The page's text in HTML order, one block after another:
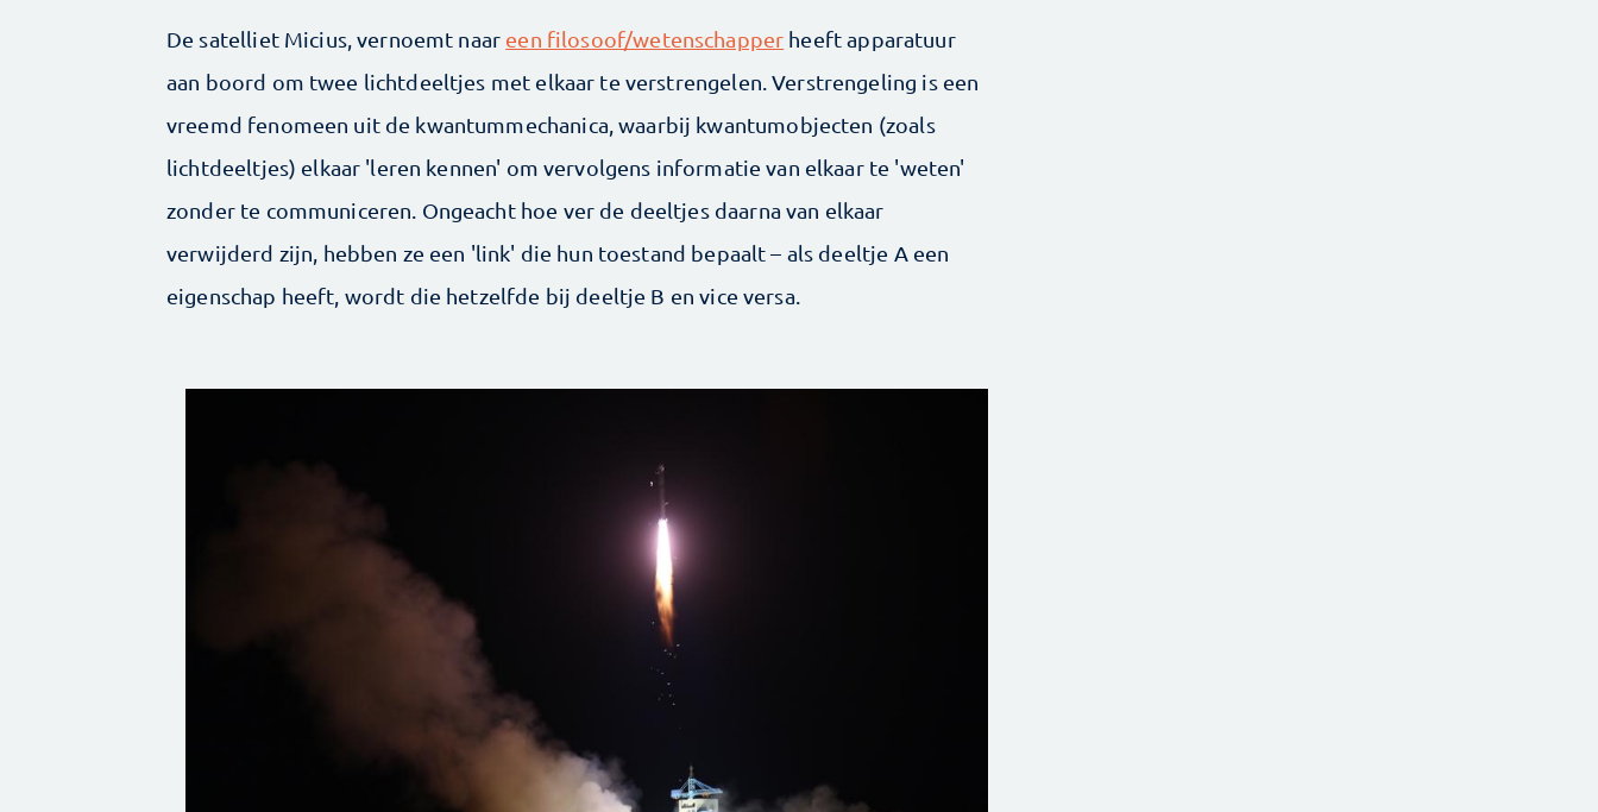
De satelliet Micius, vernoemt naar een filosoof/wetenschapper heeft apparatuur
aan boord om twee lichtdeeltjes met elkaar te verstrengelen. Verstrengeling is een
vreemd fenomeen uit de kwantummechanica, waarbij kwantumobjecten (zoals
lichtdeeltjes) elkaar 'leren kennen' om vervolgens informatie van elkaar te 'weten'
zonder te communiceren. Ongeacht hoe ver de deeltjes daarna van elkaar
verwijderd zijn, hebben ze een 'link' die hun toestand bepaalt – als deeltje A een
eigenschap heeft, wordt die hetzelfde bij deeltje B en vice versa.